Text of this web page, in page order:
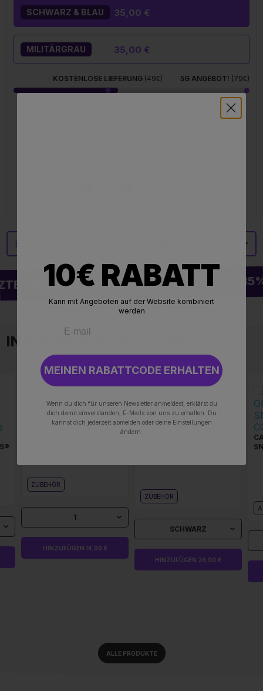
SCHWARZ & BLAU 35,00 €
MILITÄRGRAU 35,00 €
KOSTENLOSE LIEFERUNG (49€) 5G ANGEBOT! (79€)
Erfahren Sie mehr über
WELLE DER SOMMER-SALES: BIS ZU -85%
IN DERSELBEN KATEGORIE ⚡
COOKIES® BEUTEL
ZUBEHÖR
1
HINZUFÜGEN 14,00 €
LARGE STACKABLE JAR
V2 COOKIES®
ZUBEHÖR
SCHWARZ
HINZUFÜGEN 26,00 €
ALLE PRODUKTE
10€ RABATT
Kann mit Angeboten auf der Website kombiniert
werden
MEINEN RABATTCODE ERHALTEN
Wenn du dich für unseren Newsletter anmeldest, erklärst du
dich damit einverstanden, E-Mails von uns zu erhalten. Du
kannst dich jederzeit abmelden oder deine Einstellungen
ändern.